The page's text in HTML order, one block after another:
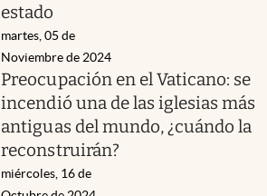
estado
martes, 05 de
Noviembre de 2024
Preocupación en el Vaticano: se
incendió una de las iglesias más
antiguas del mundo, ¿cuándo la
reconstruirán?
miércoles, 16 de